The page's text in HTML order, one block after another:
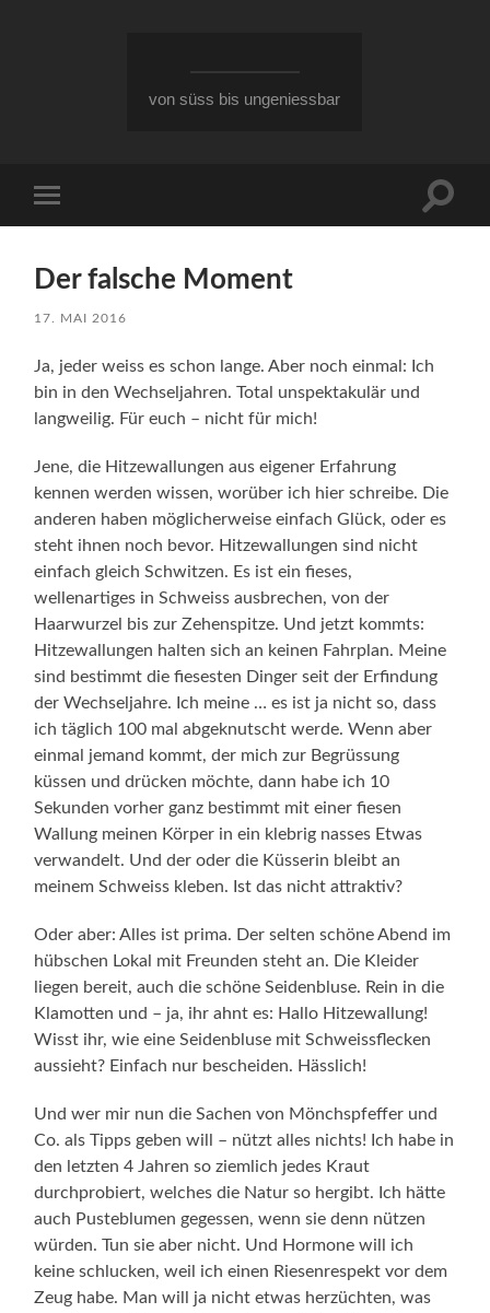
von süss bis ungeniessbar
Menü
Der falsche Moment
17. MAI 2016
Ja, jeder weiss es schon lange. Aber noch einmal: Ich
bin in den Wechseljahren. Total unspektakulär und
langweilig. Für euch – nicht für mich!
Jene, die Hitzewallungen aus eigener Erfahrung
kennen werden wissen, worüber ich hier schreibe. Die
anderen haben möglicherweise einfach Glück, oder es
steht ihnen noch bevor. Hitzewallungen sind nicht
einfach gleich Schwitzen. Es ist ein fieses,
wellenartiges in Schweiss ausbrechen, von der
Haarwurzel bis zur Zehenspitze. Und jetzt kommts:
Hitzewallungen halten sich an keinen Fahrplan. Meine
sind bestimmt die fiesesten Dinger seit der Erfindung
der Wechseljahre. Ich meine … es ist ja nicht so, dass
ich täglich 100 mal abgeknutscht werde. Wenn aber
einmal jemand kommt, der mich zur Begrüssung
küssen und drücken möchte, dann habe ich 10
Sekunden vorher ganz bestimmt mit einer fiesen
Wallung meinen Körper in ein klebrig nasses Etwas
verwandelt. Und der oder die Küsserin bleibt an
meinem Schweiss kleben. Ist das nicht attraktiv?
Oder aber: Alles ist prima. Der selten schöne Abend im
hübschen Lokal mit Freunden steht an. Die Kleider
liegen bereit, auch die schöne Seidenbluse. Rein in die
Klamotten und – ja, ihr ahnt es: Hallo Hitzewallung!
Wisst ihr, wie eine Seidenbluse mit Schweissflecken
aussieht? Einfach nur bescheiden. Hässlich!
Und wer mir nun die Sachen von Mönchspfeffer und
Co. als Tipps geben will – nützt alles nichts! Ich habe in
den letzten 4 Jahren so ziemlich jedes Kraut
durchprobiert, welches die Natur so hergibt. Ich hätte
auch Pusteblumen gegessen, wenn sie denn nützen
würden. Tun sie aber nicht. Und Hormone will ich
keine schlucken, weil ich einen Riesenrespekt vor dem
Zeug habe. Man will ja nicht etwas herzüchten, was